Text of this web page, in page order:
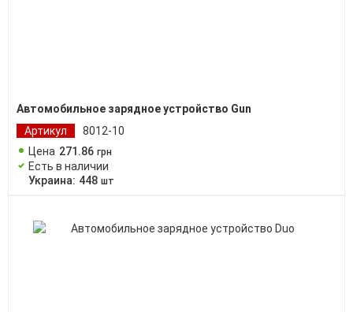
Автомобильное зарядное устройство Gun
Артикул
8012-10
Цена 271 .86 грн
Есть в наличии
Украина: 448 шт